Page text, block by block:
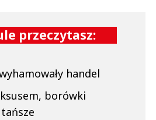
przeczytasz:
handel
borówki